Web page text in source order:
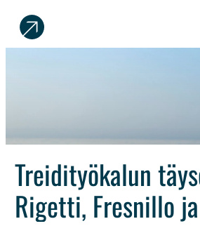
Sijoittaja.fi
Tee
Treidityökalun
Rigetti, Fresnillo